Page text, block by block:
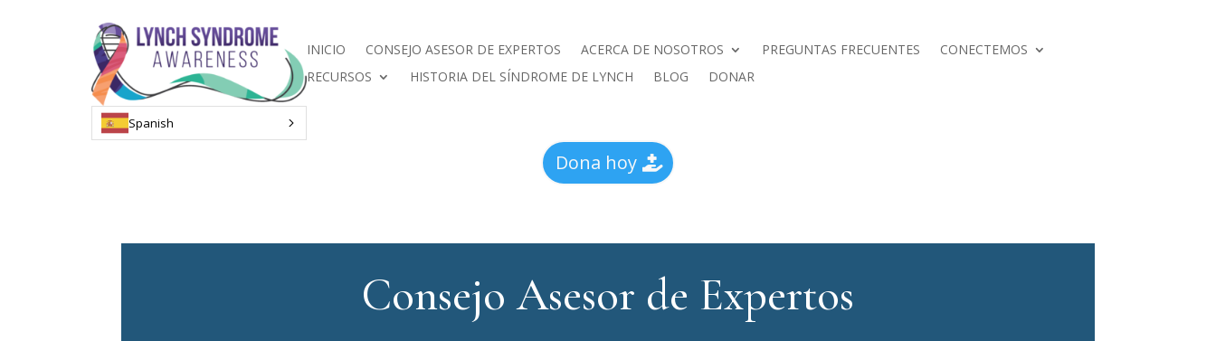
Spanish
INICIO CONSEJO ASESOR DE EXPERTOS ACERCA DE NOSOTROS PREGUNTAS FRECUENTES
CONECTEMOS
RECURSOS
HISTORIA DEL SÍNDROME DE LYNCH BLOG DONAR
Dona hoy
Consejo Asesor de Expertos